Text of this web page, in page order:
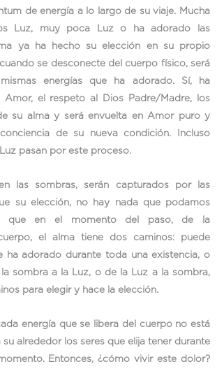
de energía a lo largo de su viaje. Mucha
Luz, muy poca Luz o ha adorado las
ya ha hecho su elección en su propio
se desconecte del cuerpo físico, será
energías que ha adorado. Sí, ha
el respeto al Dios Padre/Madre, los
su alma y será envuelta en Amor puro y
de su nueva condición. Incluso
pasan por este proceso.
las sombras, serán capturados por las
su elección, no hay nada que podamos
que en el momento del paso, de la
el alma tiene dos caminos: puede
ha adorado durante toda una existencia, o
sombra a la Luz, o de la Luz a la sombra,
para elegir y hace la elección.
energía que se libera del cuerpo no está
su alrededor los seres que elija tener durante
Entonces, ¿cómo vivir este dolor?